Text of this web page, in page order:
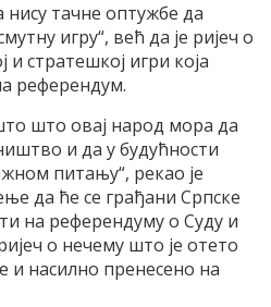
нису тачне оптужбе да
игру“, већ да је ријеч о
стратешкој игри која
референдум.
што овај народ мора да
и да у будућности
питању“, рекао је
да ће се грађани Српске
на референдуму о Суду и
о нечему што је отето
и насилно пренесено на